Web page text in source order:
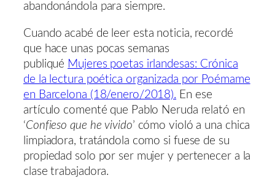
abandonándola para siempre.
Cuando acabé de leer esta noticia, recordé
que hace unas pocas semanas
publiqué Mujeres poetas irlandesas: Crónica
de la lectura poética organizada por Poémame
en Barcelona (18/enero/2018). En ese
artículo comenté que Pablo Neruda relató en
‘Confieso que he vivido’ cómo violó a una chica
limpiadora, tratándola como si fuese de su
propiedad solo por ser mujer y pertenecer a la
clase trabajadora.